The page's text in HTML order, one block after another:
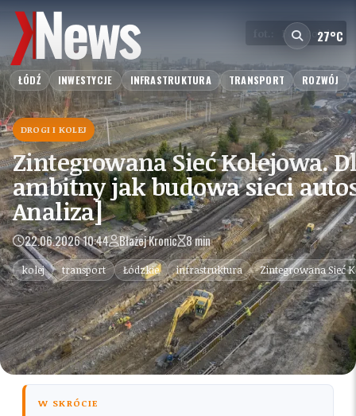
27°C
ŁÓDŹ INWESTYCJE INFRASTRUKTURA TRANSPORT ROZWÓJ
fot.: Port Polska
DROGI I KOLEJ
Zintegrowana Sieć Kolejowa.
ambitny jak budowa sieci
Analiza]
22.06.2026 10:44 Błażej Kronic 8 min
kolej transport Łódzkie infrastruktura Zintegrowana Sieć
W SKRÓCIE